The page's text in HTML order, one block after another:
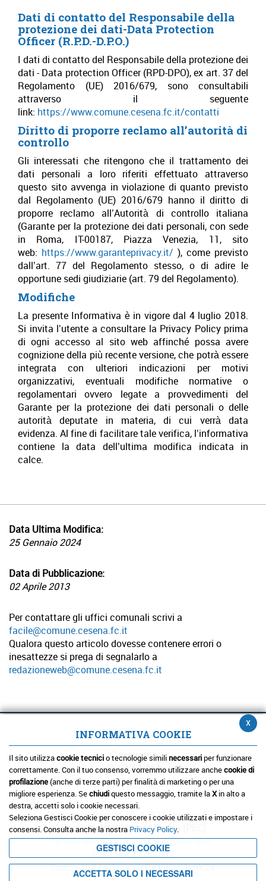
Dati di contatto del Responsabile della
protezione dei dati-Data Protection
Officer (R.P.D.-D.P.O.)
I dati di contatto del Responsabile della protezione dei
dati - Data protection Officer (RPD-DPO), ex art. 37 del
Regolamento (UE) 2016/679, sono consultabili
attraverso il seguente
link: https://www.comune.cesena.fc.it/contatti
Diritto di proporre reclamo all’autorità di
controllo
Gli interessati che ritengono che il trattamento dei
dati personali a loro riferiti effettuato attraverso
questo sito avvenga in violazione di quanto previsto
dal Regolamento (UE) 2016/679 hanno il diritto di
proporre reclamo all’Autorità di controllo italiana
(Garante per la protezione dei dati personali, con sede
in Roma, IT-00187, Piazza Venezia, 11, sito
web: https://www.garanteprivacy.it/ ), come previsto
dall’art. 77 del Regolamento stesso, o di adire le
opportune sedi giudiziarie (art. 79 del Regolamento).
Modifiche
La presente Informativa è in vigore dal 4 luglio 2018.
Si invita l’utente a consultare la Privacy Policy prima
di ogni accesso al sito web affinché possa avere
cognizione della più recente versione, che potrà essere
integrata con ulteriori indicazioni per motivi
organizzativi, eventuali modifiche normative o
regolamentari ovvero legate a provvedimenti del
Garante per la protezione dei dati personali o delle
autorità deputate in materia, di cui verrà data
evidenza. Al fine di facilitare tale verifica, l’informativa
contiene la data dell’ultima modifica indicata in
calce.
Data Ultima Modifica:
25 Gennaio 2024
Data di Pubblicazione:
02 Aprile 2013
Per contattare gli uffici comunali scrivi a
facile@comune.cesena.fc.it
Qualora questo articolo dovesse contenere errori o
inesattezze si prega di segnalarlo a
redazioneweb@comune.cesena.fc.it
Comune
di CESENA
Piazza del Popolo 10, 47521 Cesena (FC)
Posta elettronica certificata (PEC)
protocollo@pec.comune.cesena.fc.it
P.IVA 00143280402
Codice IPA Fattura Elettronica UF6Y2X
x
INFORMATIVA COOKIE
Il sito utilizzacookie tecnicio tecnologie similinecessariper funzionare
correttamente. Con il tuo consenso, vorremmo utilizzare anchecookie di
profilazione(anche di terze parti) per finalità di marketing o per una
migliore esperienza. Sechiudiquesto messaggio, tramite laXin alto a
destra, accetti solo i cookie necessari.
Seleziona Gestisci Cookie per conoscere i cookie utilizzati e impostare i
consensi. Consulta anche la nostra Privacy Policy.
GESTISCI COOKIE
ACCETTA SOLO I NECESSARI